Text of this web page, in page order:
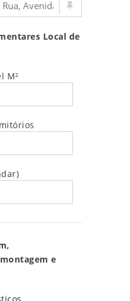
Local de
M²
e